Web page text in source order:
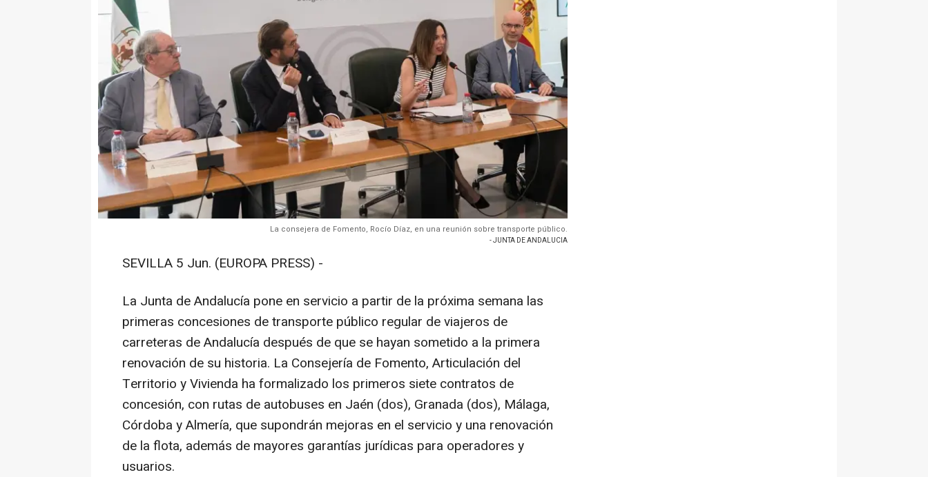
La consejera de Fomento, Rocío Díaz, en una reunión sobre transporte público.
- JUNTA DE ANDALUCIA
SEVILLA 5 Jun. (EUROPA PRESS) -
La Junta de Andalucía pone en servicio a partir de la próxima semana las
primeras concesiones de transporte público regular de viajeros de
carreteras de Andalucía después de que se hayan sometido a la primera
renovación de su historia. La Consejería de Fomento, Articulación del
Territorio y Vivienda ha formalizado los primeros siete contratos de
concesión, con rutas de autobuses en Jaén (dos), Granada (dos), Málaga,
Córdoba y Almería, que supondrán mejoras en el servicio y una renovación
de la flota, además de mayores garantías jurídicas para operadores y
usuarios.